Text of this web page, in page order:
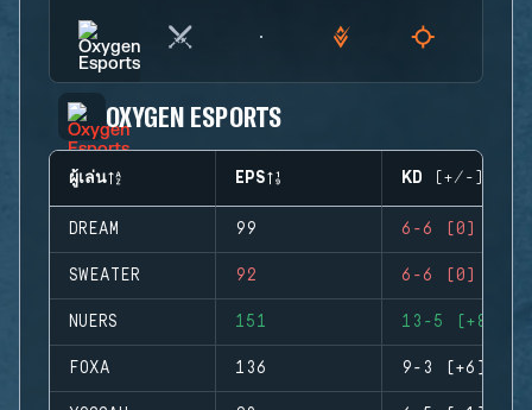
OXYGEN ESPORTS
ผู้เล่น EPS KD (+/-)
DREAM 99 6-6 (0)
SWEATER 92 6-6 (0)
NUERS 151 13-5 (+8)
FOXA 136 9-3 (+6)